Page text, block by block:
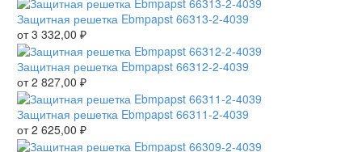
Защитная решетка Ebmpapst 66313-2-4039
от3 332,00 ₽
Защитная решетка Ebmpapst 66312-2-4039
от2 827,00 ₽
Защитная решетка Ebmpapst 66311-2-4039
от2 625,00 ₽